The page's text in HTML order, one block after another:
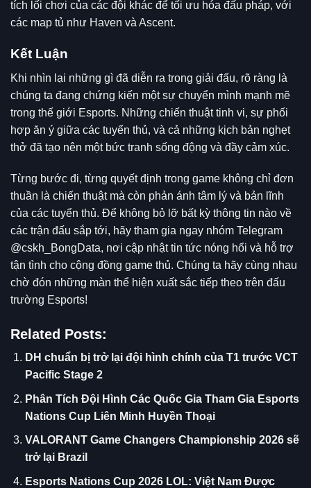
tích lối chơi của các đội khác để tối ưu hóa đấu pháp, với
các map tủ như Haven và Ascent.
Kết Luận
Khi nhìn lại những gì đã diễn ra trong giải đấu, rõ ràng là
chúng ta đang chứng kiến một sự chuyển mình mạnh mẽ
trong thế giới Esports. Những chiến thuật tinh vi, sự phối
hợp ăn ý giữa các tuyển thủ, và cả những kịch bản nghẹt
thở đã tạo nên một bức tranh sống động và đầy cảm xúc.
Từng bước đi, từng quyết định trong game không chỉ đơn
thuần là chiến thuật mà còn phản ánh tâm lý và bản lĩnh
của các tuyển thủ. Để không bỏ lỡ bất kỳ thông tin nào về
các trận đấu sắp tới, hãy tham gia ngay nhóm Telegram
@cskh_BongData, nơi cập nhật tin tức nóng hổi và hỗ trợ
tận tình cho cộng đồng game thủ. Chúng ta hãy cùng nhau
chờ đón những màn thể hiện xuất sắc tiếp theo trên đấu
trường Esports!
Related Posts:
DH chuẩn bị trở lại đội hình chính của T1 trước VCT
Pacific Stage 2
Phân Tích Đội Hình Các Quốc Gia Tham Gia Esports
Nations Cup Liên Minh Huyền Thoại
VALORANT Game Changers Championship 2026 sẽ
trở lại Brazil
Esports Nations Cup 2026 LOL: Việt Nam Được